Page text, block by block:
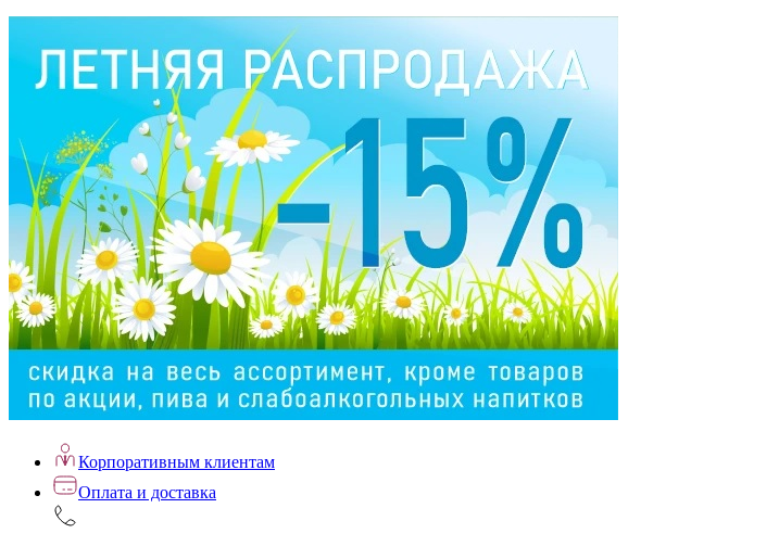
Корпоративным клиентам
Оплата и доставка